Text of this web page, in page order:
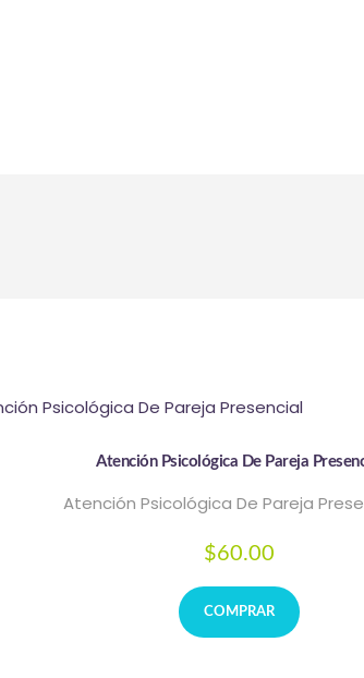
Atención Psicológica De Pareja
Atención Psicológica De Pareja
$60.00
COMPRAR